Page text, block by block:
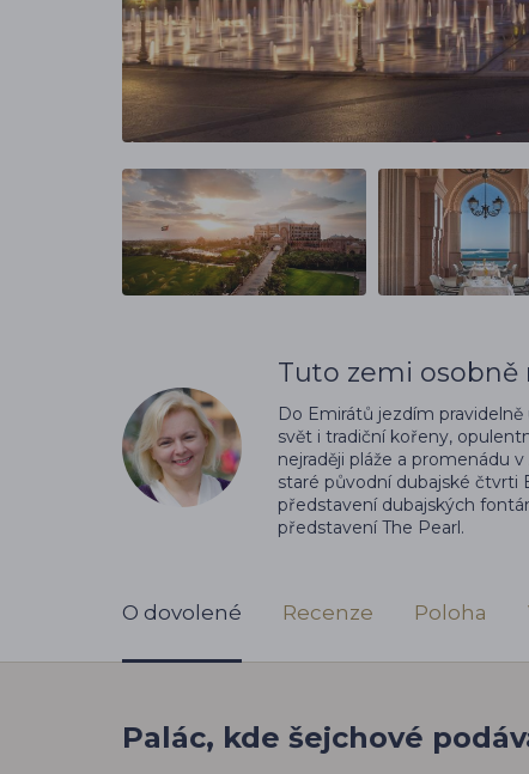
Tuto zemi osobně
Do Emirátů jezdím
svět i tradiční kořeny,
nejraději pláže a promenádu
staré původní dubajské čtvrti
představení dubajských
představení The Pearl.
O dovolené Recenze Poloha
Palác, kde šejchové